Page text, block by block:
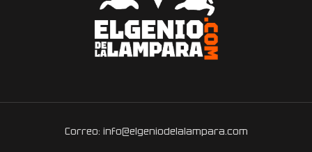
Correo: info@elgeniodelalampara.com